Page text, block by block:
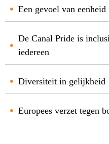
Een gevoel van eenheid
De Canal Pride is
iedereen
Diversiteit in gelijkheid
Europees verzet tegen